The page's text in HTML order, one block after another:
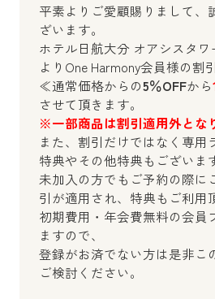
平素よりご愛顧賜りまして、
ざいます。
ホテル日航大分 オアシスタワ
よりOne Harmony会員様の割
≪通常価格からの5％OFFから
させて頂きます。
※一部商品は割引適用外とな
また、割引だけではなく専用
特典やその他特典もございま
未加入の方でもご予約の際に
引が適用され、特典もご利用
初期費用・年会費無料の会員
ますので、
登録がお済でない方は是非こ
ご検討ください。